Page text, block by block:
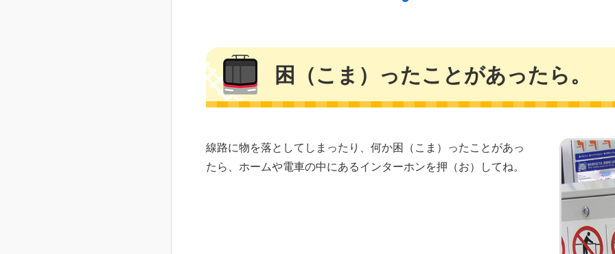
困（こま）ったことがあったら。
線路に物を落としてしまったり、何か困（こま）ったことがあっ
たら、ホームや電車の中にあるインターホンを押（お）してね。